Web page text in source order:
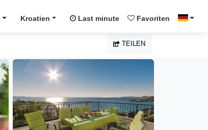
Kroatien Last minute Favoriten
TEILEN